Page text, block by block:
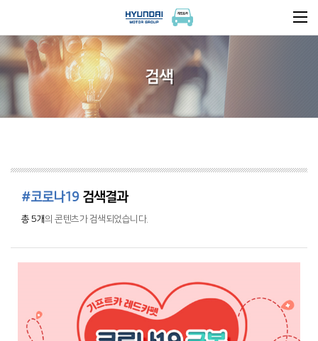
검색
#코로나19 검색결과
총 5개의 콘텐츠가 검색되었습니다.